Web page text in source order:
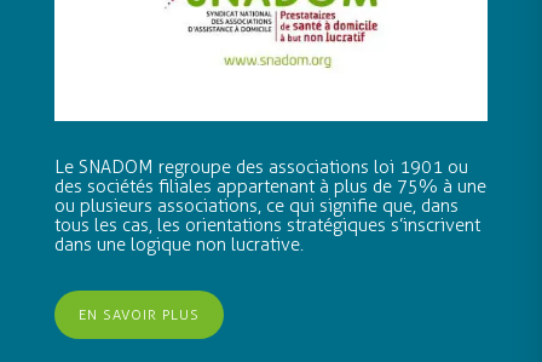
Le SNADOM regroupe des associations loi 1901 ou
des sociétés filiales appartenant à plus de 75% à une
ou plusieurs associations, ce qui signifie que, dans
tous les cas, les orientations stratégiques s’inscrivent
dans une logique non lucrative.
EN SAVOIR PLUS